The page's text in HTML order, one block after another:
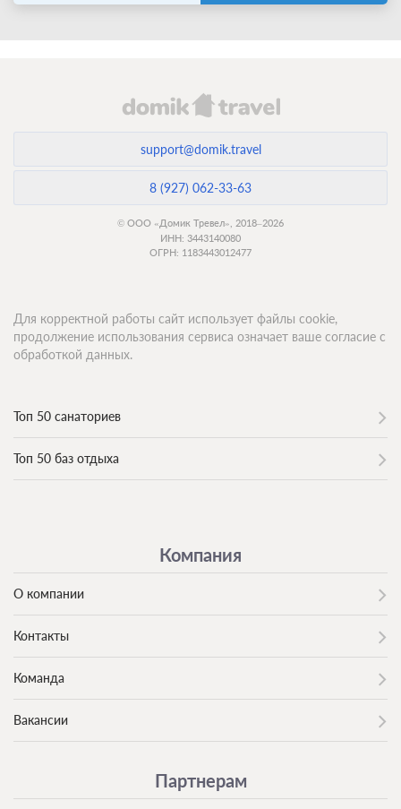
support@domik.travel
8 (927) 062-33-63
© ООО «Домик Тревел», 2018–2026
ИНН: 3443140080
ОГРН: 1183443012477
Топ 50 санаториев
Топ 50 баз отдыха
Компания
О компании
Контакты
Команда
Вакансии
Партнерам
Для корректной работы сайт использует файлы cookie,
продолжение использования сервиса означает ваше согласие с
обработкой данных.